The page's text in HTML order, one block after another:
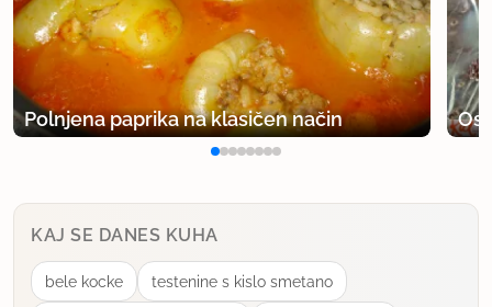
Polnjena paprika na klasičen način
KAJ SE DANES KUHA
bele kocke testenine s kislo smetano